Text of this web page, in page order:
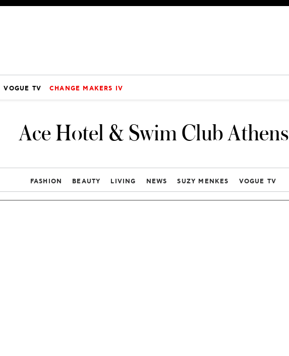
VOGUE TV CHANGE MAKERS IV
Ace Hotel & Swim Club Athens
FASHION BEAUTY LIVING NEWS SUZY MENKES VOGUE TV